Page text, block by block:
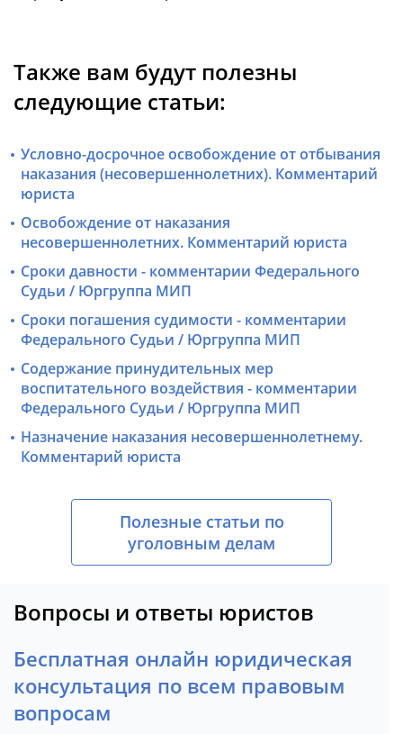
Также вам будут полезны
следующие статьи:
Условно-досрочное освобождение от отбывания
наказания (несовершеннолетних). Комментарий
юриста
Освобождение от наказания
несовершеннолетних. Комментарий юриста
Сроки давности - комментарии Федерального
Судьи / Юргруппа МИП
Сроки погашения судимости - комментарии
Федерального Судьи / Юргруппа МИП
Содержание принудительных мер
воспитательного воздействия - комментарии
Федерального Судьи / Юргруппа МИП
Назначение наказания несовершеннолетнему.
Комментарий юриста
Полезные статьи по
уголовным делам
Вопросы и ответы юристов
Бесплатная онлайн юридическая
консультация по всем правовым
вопросам